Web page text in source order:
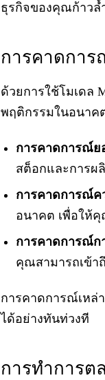
ธุรกิจของคุณก้าวล้
การคาดการ
ด้วยการใช้โมเดล
พฤติกรรมในอนาค
การคาดการณ์ย
สต็อกและการผ
การคาดการณ์ค
อนาคต เพื่อให้
การคาดการณ์ก
คุณสามารถเข้า
การคาดการณ์เหล่
ได้อย่างทันท่วงที
การทำการต